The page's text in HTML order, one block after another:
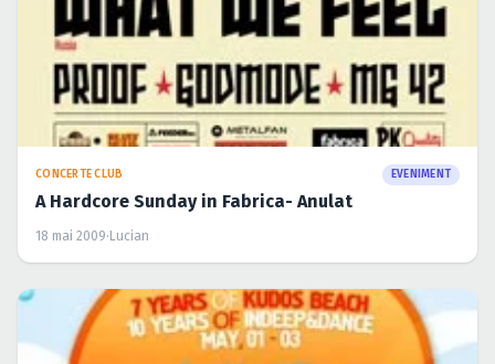
CONCERTE CLUB EVENIMENT
A Hardcore Sunday in Fabrica- Anulat
18 mai 2009· Lucian